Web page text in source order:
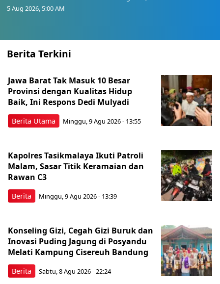
5 Aug 2026, 5:00 AM
Berita Terkini
Berita Utama
Jawa Barat Tak Masuk 10 Besar
Provinsi dengan Kualitas Hidup
Baik, Ini Respons Dedi Mulyadi
Minggu, 9 Agu 2026 - 13:55
Berita
Kapolres Tasikmalaya Ikuti Patroli
Malam, Sasar Titik Keramaian dan
Rawan C3
Minggu, 9 Agu 2026 - 13:39
Berita
Konseling Gizi, Cegah Gizi Buruk dan
Inovasi Puding Jagung di Posyandu
Melati Kampung Cisereuh Bandung
Sabtu, 8 Agu 2026 - 22:24